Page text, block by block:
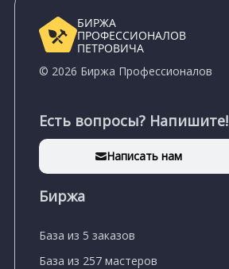
БИРЖА
ПРОФЕССИОНАЛОВ
ПЕТРОВИЧА
© 2026 Биржа Профессионалов
Есть вопросы? Напишите!
Написать нам
Биржа
База из 5 заказов
База из 257 мастеров